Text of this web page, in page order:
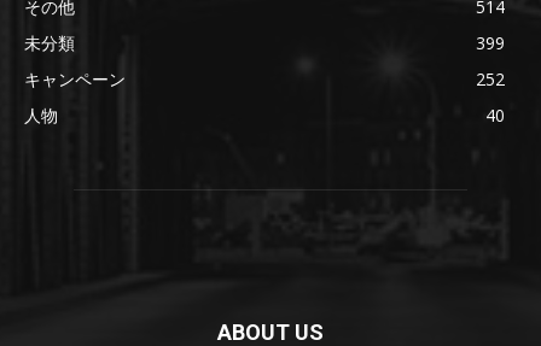
その他
514
未分類
399
キャンペーン
252
人物
40
ABOUT US